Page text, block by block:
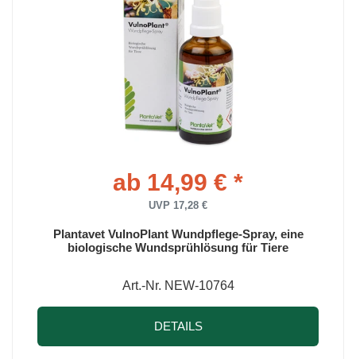
ab 14,99 € *
UVP 17,28 €
Plantavet VulnoPlant Wundpflege-Spray, eine
biologische Wundsprühlösung für Tiere
Art.-Nr. NEW-10764
DETAILS